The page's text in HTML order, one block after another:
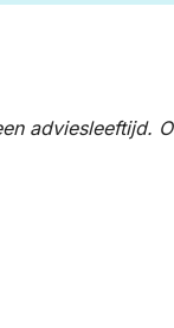
adviesleeftijd.